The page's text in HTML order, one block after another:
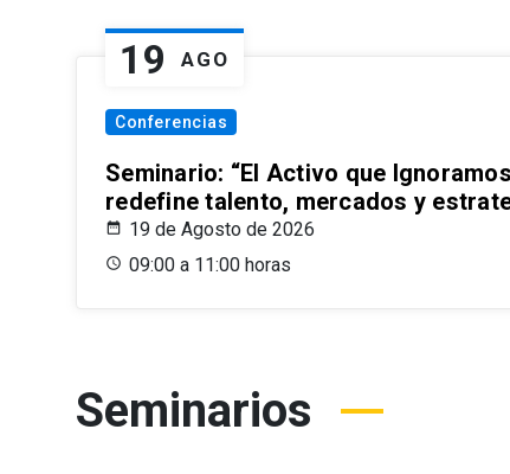
19 AGO
Conferencias
Seminario: “El Activo que
redefine talento, mercados y
19 de Agosto de 2026
09:00 a 11:00 horas
Seminarios